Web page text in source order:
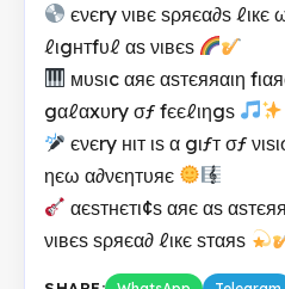
єνєry νιвє ѕρяєα∂ѕ ℓιкє
ℓιgнтfυℓ αѕ νιвєѕ
мυѕιc αяє αѕтєяяαιη
gαℓαxυry σƒ fєєℓιηgѕ
єνєry нιт ιѕ α gιƒт σƒ
ηєω α∂νєηтυяє
αєѕтнєтι¢ѕ αяє αѕ
νιвєѕ ѕρяєα∂ ℓιкє ѕтαяѕ